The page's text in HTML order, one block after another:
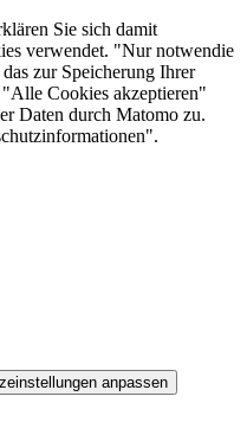
Sie sich damit
verwendet. "Nur notwendie
zur Speicherung Ihrer
Cookies akzeptieren"
Daten durch Matomo zu.
anpassen